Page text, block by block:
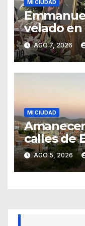
MI CIUDAD
velado en
Forasté
AGO 7, 2026
MI CIUDAD
calles de
Teresa
AGO 5, 2026